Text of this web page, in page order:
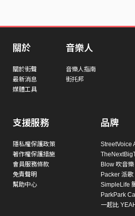
關於
關於街聲
最新消息
媒體工具
音樂人
音樂人指南
街托邦
支援服務
隱私權保護政策
著作權保護措施
會員服務條款
免責聲明
幫助中心
品牌
StreetVoice
Blow 吹音樂
Packer 派歌
SimpleLife
ParkPark
一起比